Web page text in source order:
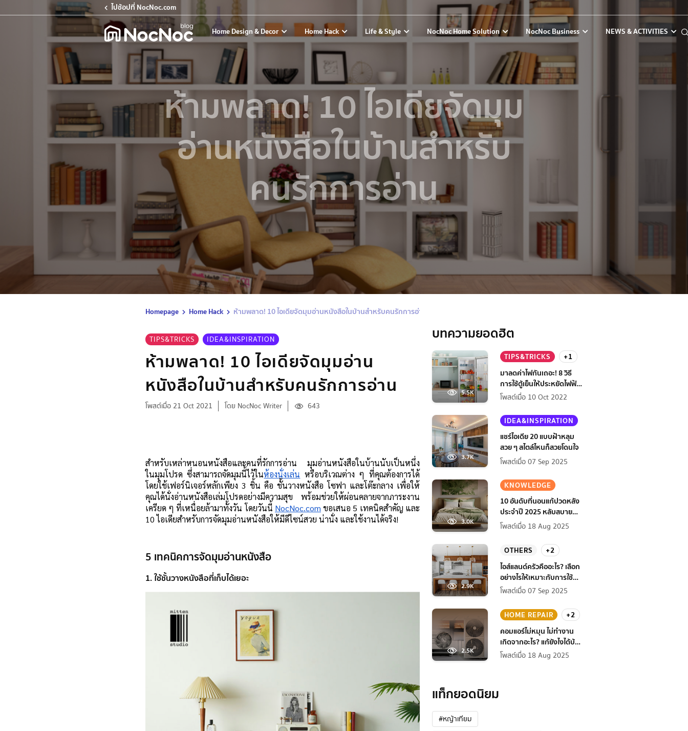
ไปช้อปที่ NocNoc.com
Home Design & Decor Home Hack Life & Style NocNoc Home Solution NocNoc Business NEWS & ACTIVITIES
ห้ามพลาด! 10 ไอเดียจัดมุม
อ่านหนังสือในบ้านสำหรับ
คนรักการอ่าน
Homepage Home Hack ห้ามพลาด! 10 ไอเดียจัดมุมอ่านหนังสือในบ้านสำหรับคนรักการอ่าน
TIPS&TRICKS IDEA&INSPIRATION
ห้ามพลาด! 10 ไอเดียจัดมุมอ่าน
หนังสือในบ้านสำหรับคนรักการอ่าน
โพสต์เมื่อ 21 Oct 2021 โดย NocNoc Writer 643
สำหรับเหล่าหนอนหนังสือและคนที่รักการอ่าน มุมอ่านหนังสือในบ้านนับเป็นหนึ่ง
ในมุมโปรด ซึ่งสามารถจัดมุมนี้ไว้ในห้องนั่งเล่น หรือบริเวณต่าง ๆ ที่คุณต้องการได้
โดยใช้เฟอร์นิเจอร์หลักเพียง 3 ชิ้น คือ ชั้นวางหนังสือ โซฟา และโต๊ะกลาง เพื่อให้
คุณได้นั่งอ่านหนังสือเล่มโปรดอย่างมีความสุข พร้อมช่วยให้ผ่อนคลายจากภาระงาน
เครียด ๆ ที่เหนื่อยล้ามาทั้งวัน โดยวันนี้ NocNoc.com ขอเสนอ 5 เทคนิคสำคัญ และ
10 ไอเดียสำหรับการจัดมุมอ่านหนังสือให้มีดีไซน์สวย น่านั่ง และใช้งานได้จริง!
5 เทคนิคการจัดมุมอ่านหนังสือ
1. ใช้ชั้นวางหนังสือที่เก็บได้เยอะ
บทความยอดฮิต
5.5K
TIPS&TRICKS
+1
มาลดค่าไฟกันเถอะ! 8 วิธี
การใช้ตู้เย็นให้ประหยัดไฟฟ้า
กว่าเดิม
โพสต์เมื่อ 10 Oct 2022
3.7K
IDEA&INSPIRATION
แชร์ไอเดีย 20 แบบฝ้าหลุม
สวย ๆ สไตล์ไหนก็สวยโดนใจ
โพสต์เมื่อ 07 Sep 2025
3.0K
KNOWLEDGE
10 อันดับที่นอนแก้ปวดหลัง
ประจำปี 2025 หลับสบาย
สุขภาพดียิ่งกว่าเดิม
โพสต์เมื่อ 18 Aug 2025
2.9K
OTHERS
+2
ไอส์แลนด์ครัวคืออะไร? เลือก
อย่างไรให้เหมาะกับการใช้
งานที่บ้าน
โพสต์เมื่อ 07 Sep 2025
2.5K
HOME REPAIR
+2
คอมแอร์ไม่หมุน ไม่ทํางาน
เกิดจากอะไร? แก้ยังไงได้บ้าง
ก่อนแอร์พัง!
โพสต์เมื่อ 18 Aug 2025
แท็กยอดนิยม
#หญ้าเทียม